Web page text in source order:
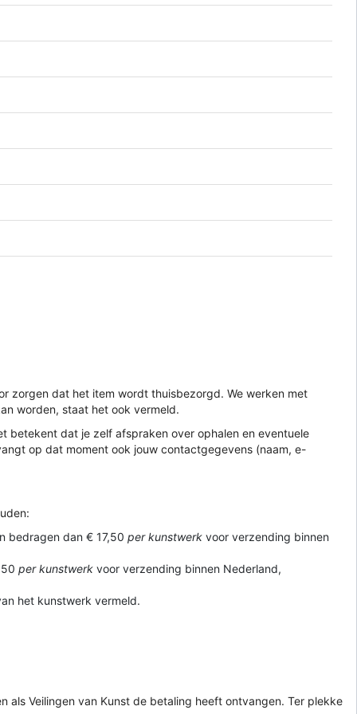
zorgen dat het item wordt thuisbezorgd. We werken met
worden, staat het ook vermeld.
betekent dat je zelf afspraken over ophalen en eventuele
op dat moment ook jouw contactgegevens (naam, e-
bedragen dan € 17,50 per kunstwerk voor verzending binnen
per kunstwerk voor verzending binnen Nederland,
het kunstwerk vermeld.
Veilingen van Kunst de betaling heeft ontvangen. Ter plekke